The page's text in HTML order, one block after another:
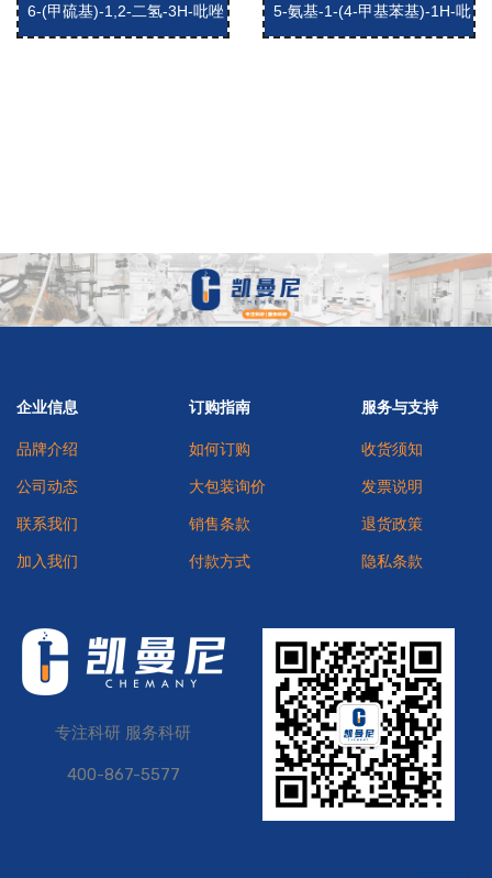
6-(甲硫基)-1,2-二氢-3H-吡唑
并[3,4-d]嘧啶-3-酮
5-氨基-1-(4-甲基苯基)-1H-吡
唑-4-甲酰胺
企业信息
品牌介绍
公司动态
联系我们
加入我们
订购指南
如何订购
大包装询价
销售条款
付款方式
服务与支持
收货须知
发票说明
退货政策
隐私条款
专注科研 服务科研
400-867-5577